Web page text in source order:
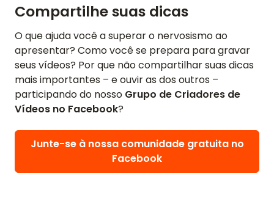
Compartilhe suas dicas
O que ajuda você a superar o nervosismo ao
apresentar? Como você se prepara para gravar
seus vídeos? Por que não compartilhar suas dicas
mais importantes – e ouvir as dos outros –
participando do nosso Grupo de Criadores de
Vídeos no Facebook?
Junte-se à nossa comunidade gratuita no
Facebook